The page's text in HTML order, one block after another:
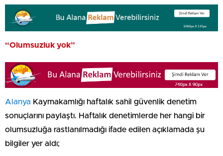
“Olumsuzluk yok”
Alanya Kaymakamlığı haftalık sahil güvenlik denetim
sonuçlarını paylaştı. Haftalık denetimlerde her hangi bir
olumsuzluğa rastlanılmadığı ifade edilen açıklamada şu
bilgiler yer aldı;